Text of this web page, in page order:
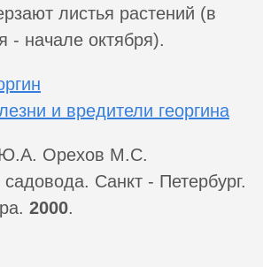
листья растений (в
- начале октября).
и вредители георгина
Ю.А. Орехов М.С.
Санкт - Петербург.
2000.